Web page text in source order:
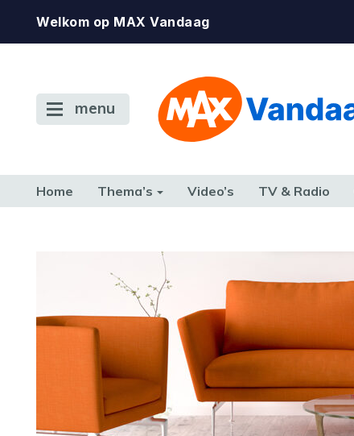
Welkom op MAX Vandaag
menu
Home Thema’s Video’s TV & Radio